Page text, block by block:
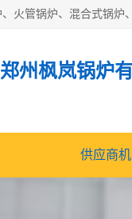
郑州枫岚锅炉
供应商机